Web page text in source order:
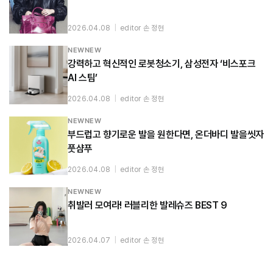
2026.04.08 editor 손 정현
NEWNEW
강력하고 혁신적인 로봇청소기, 삼성전자 ‘비스포크
AI 스팀’
2026.04.08 editor 손 정현
NEWNEW
부드럽고 향기로운 발을 원한다면, 온더바디 발을씻자
풋샴푸
2026.04.08 editor 손 정현
NEWNEW
취발러 모여라! 러블리한 발레슈즈 BEST 9
2026.04.07 editor 손 정현